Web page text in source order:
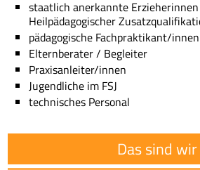
staatlich anerkannte
Heilpädagogischer
pädagogische Fachpraktikant/innen
Elternberater / Begleiter
Praxisanleiter/innen
Jugendliche im FSJ
technisches Personal
Das sind wir